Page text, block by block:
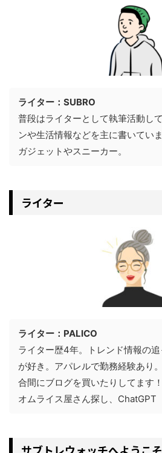
ライター：SUBRO
普段はライターとして執筆活動し
ンや生活情報などを主に書いてい
ガジェットやスニーカー。
ライター
ライター：PALICO
ライター歴4年。トレンド情報の
が好き。アパレルで勤務経験あり
合間にブログを買いたりしてます
オムライス屋さん探し、ChatGPT
サブトレウォッチへようこそ